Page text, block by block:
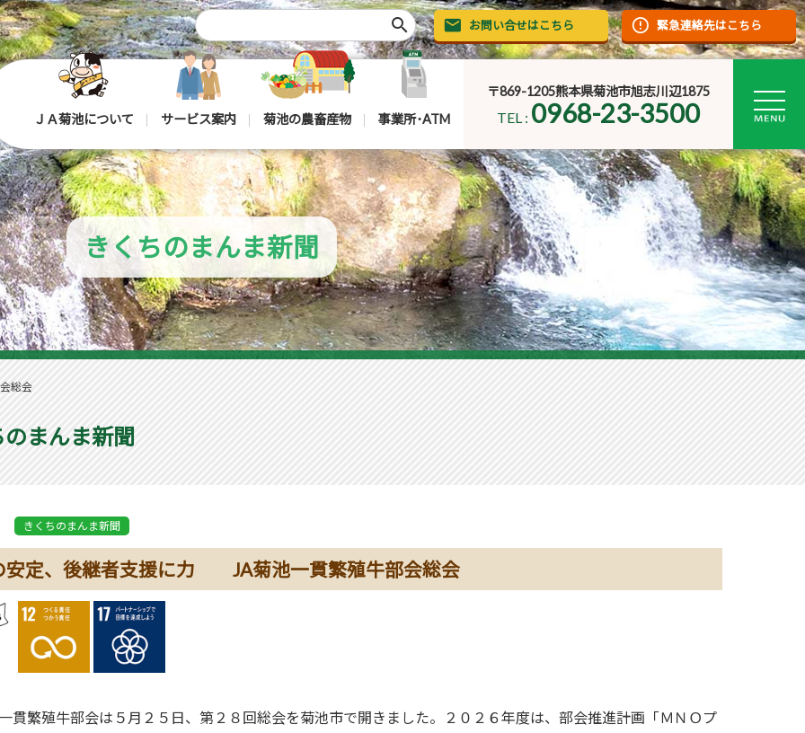
search お問い合せはこちら 緊急連絡先はこちら
ＪＡ菊池について サービス案内 菊池の農畜産物 事業所･ATM
〒869-1205熊本県菊池市旭志川辺1875
TEL : 0968-23-3500
きくちのまんま新聞
総会
まんま新聞
きくちのまんま新聞
安定、後継者支援に力 JA菊池一貫繁殖牛部会総会
貫繁殖牛部会は５月２５日、第２８回総会を菊池市で開きました。２０２６年度は、部会推進計画「ＭＮＯプ